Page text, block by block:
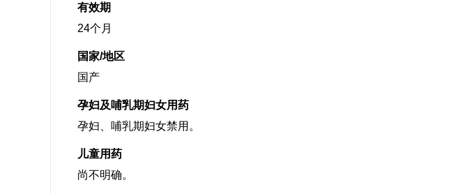
有效期
24个月
国家/地区
国产
孕妇及哺乳期妇女用药
孕妇、哺乳期妇女禁用。
儿童用药
尚不明确。